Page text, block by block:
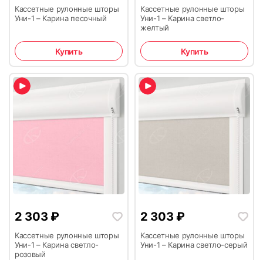
Кассетные рулонные шторы
Уни-1 – Карина песочный
Купить
Кассетные рулонные шторы
Уни-1 – Карина светло-
желтый
Купить
2 303 ₽
Кассетные рулонные шторы
Уни-1 – Карина светло-
розовый
2 303 ₽
Кассетные рулонные шторы
Уни-1 – Карина светло-серый